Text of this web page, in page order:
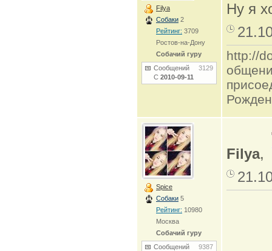
Filya
Собаки 2
Рейтинг: 3709
Ростов-на-Дону
Собачий гуру
Сообщений 3129
С 2010-09-11
Ну я
http://
Spice
Собаки 5
Рейтинг: 10980
Москва
Собачий гуру
Сообщений 9387
Filya,